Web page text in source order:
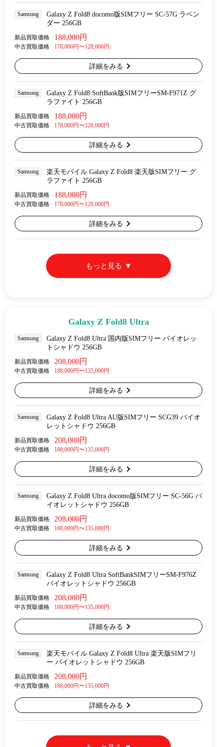
Samsung
Galaxy Z Fold8 docomo版SIMフリー SC-57G ラベン
ダー 256GB
新品買取価格 188,000円
中古買取価格 178,000円〜128,000円
詳細をみる
Samsung
Galaxy Z Fold8 SoftBank版SIMフリーSM-F971Z グ
ラファイト 256GB
新品買取価格 188,000円
中古買取価格 178,000円〜128,000円
詳細をみる
Samsung
楽天モバイル Galaxy Z Fold8 楽天版SIMフリー グ
ラファイト 256GB
新品買取価格 188,000円
中古買取価格 178,000円〜128,000円
詳細をみる
もっと見る
Galaxy Z Fold8 Ultra
Samsung
Galaxy Z Fold8 Ultra 国内版SIMフリー バイオレッ
トシャドウ 256GB
新品買取価格 208,000円
中古買取価格 188,000円〜135,000円
詳細をみる
Samsung
Galaxy Z Fold8 Ultra AU版SIMフリー SCG39 バイオ
レットシャドウ 256GB
新品買取価格 208,000円
中古買取価格 188,000円〜135,000円
詳細をみる
Samsung
Galaxy Z Fold8 Ultra docomo版SIMフリー SC-56G バ
イオレットシャドウ 256GB
新品買取価格 208,000円
中古買取価格 188,000円〜135,000円
詳細をみる
Samsung
Galaxy Z Fold8 Ultra SoftBankSIMフリーSM-F976Z
バイオレットシャドウ 256GB
新品買取価格 208,000円
中古買取価格 188,000円〜135,000円
詳細をみる
Samsung
楽天モバイル Galaxy Z Fold8 Ultra 楽天版SIMフリ
ー バイオレットシャドウ 256GB
新品買取価格 208,000円
中古買取価格 188,000円〜135,000円
詳細をみる